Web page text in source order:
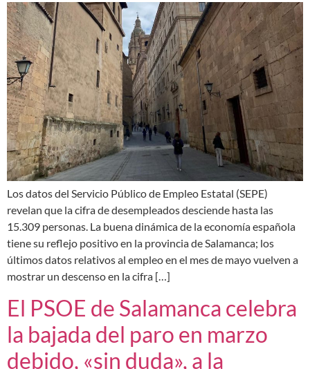
Los datos del Servicio Público de Empleo Estatal (SEPE)
revelan que la cifra de desempleados desciende hasta las
15.309 personas. La buena dinámica de la economía española
tiene su reflejo positivo en la provincia de Salamanca; los
últimos datos relativos al empleo en el mes de mayo vuelven a
mostrar un descenso en la cifra […]
El PSOE de Salamanca celebra
la bajada del paro en marzo
debido, «sin duda», a la